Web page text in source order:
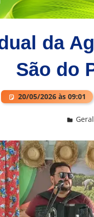
da
São do
20/05/2026 às 09:01